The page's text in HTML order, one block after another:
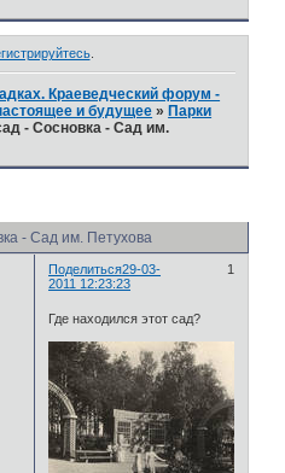
.
Краеведческий форум -
и будущее » Парки
- Сосновка - Сад им.
- Сад им. Петухова
Поделиться 1
29-03-
2011 12:23:23
Где находился этот сад?